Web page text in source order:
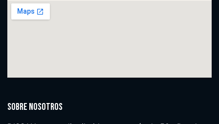
Sobre nosotros